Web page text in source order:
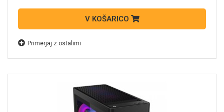
V KOŠARICO
Primerjaj z ostalimi